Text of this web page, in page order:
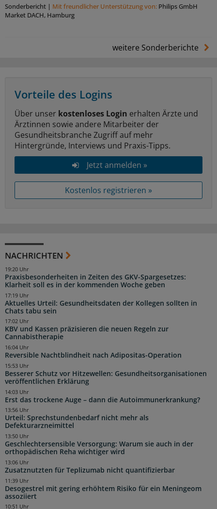
Sonderbericht | Mit freundlicher Unterstützung von: Philips GmbH
Market DACH, Hamburg
weitere Sonderberichte
Vorteile des Logins
Über unser kostenloses Login erhalten Ärzte und
Ärztinnen sowie andere Mitarbeiter der
Gesundheitsbranche Zugriff auf mehr
Hintergründe, Interviews und Praxis-Tipps.
Jetzt anmelden »
Kostenlos registrieren »
NACHRICHTEN
Praxisbesonderheiten in Zeiten des GKV-Spargesetzes:
Klarheit soll es in der kommenden Woche geben
19:20 Uhr
Aktuelles Urteil: Gesundheitsdaten der Kollegen sollten in
Chats tabu sein
17:19 Uhr
KBV und Kassen präzisieren die neuen Regeln zur
Cannabistherapie
17:02 Uhr
Reversible Nachtblindheit nach Adipositas-Operation
16:04 Uhr
Besserer Schutz vor Hitzewellen: Gesundheitsorganisationen
veröffentlichen Erklärung
15:53 Uhr
Erst das trockene Auge – dann die Autoimmunerkrankung?
14:03 Uhr
Urteil: Sprechstundenbedarf nicht mehr als
Defekturarzneimittel
13:56 Uhr
Geschlechtersensible Versorgung: Warum sie auch in der
orthopädischen Reha wichtiger wird
13:50 Uhr
Zusatznutzten für Teplizumab nicht quantifizierbar
13:06 Uhr
Desogestrel mit gering erhöhtem Risiko für ein Meningeom
assoziiert
11:39 Uhr
10:51 Uhr